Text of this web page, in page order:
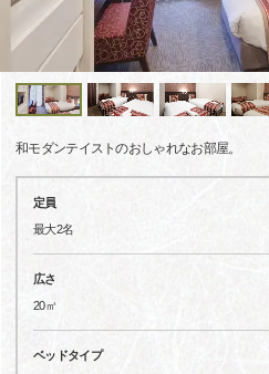
和モダンテイストのおしゃれなお部屋。
定員
最大2名
広さ
20㎡
ベッドタイプ